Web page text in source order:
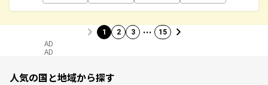
1 2 3 … 15
AD
AD
人気の国と地域から探す